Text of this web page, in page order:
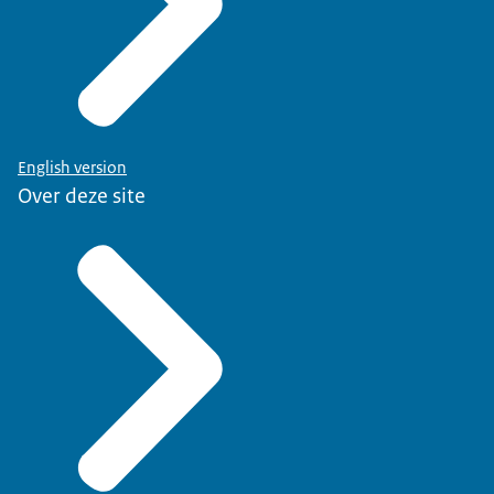
English version
Over deze site